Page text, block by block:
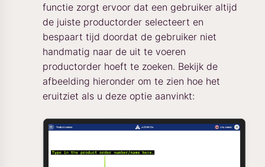
functie zorgt ervoor dat een gebruiker altijd
de juiste productorder selecteert en
bespaart tijd doordat de gebruiker niet
handmatig naar de uit te voeren
productorder hoeft te zoeken. Bekijk de
afbeelding hieronder om te zien hoe het
eruitziet als u deze optie aanvinkt: